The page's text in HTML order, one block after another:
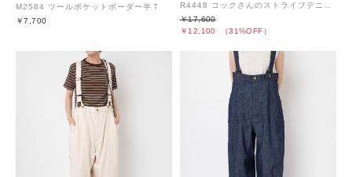
M2584 ツールポケットボーダー半Ｔ
￥7,700
￥12,100 （31%OFF）
￥17,600